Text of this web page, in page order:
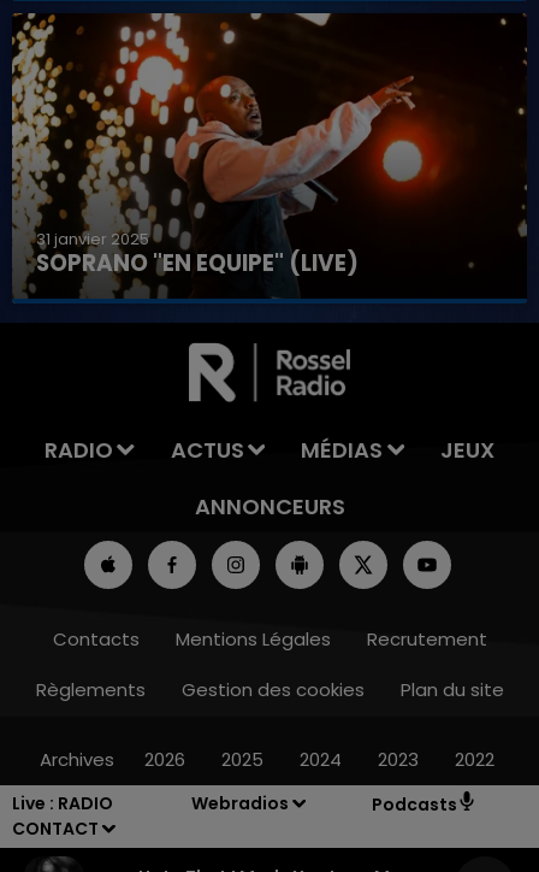
Live : RADIO
CONTACT
Webradios Podcasts
LA TEAM DU WEEK-END
31 janvier 2025
SOPRANO "EN EQUIPE" (LIVE)
RADIO ACTUS MÉDIAS
JEUX
ANNONCEURS
Contacts Mentions Légales
Recrutement
Règlements
Gestion des cookies Plan du site
Archives 2026 2025 2024 2023 2022